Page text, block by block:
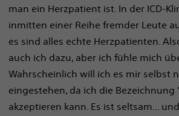
man ein Herzpatient ist. In der ICD-
inmitten einer Reihe fremder Leute
es sind alles echte Herzpatienten.
auch ich dazu, aber ich fühle mich
Wahrscheinlich will ich es mir selbst
eingestehen, da ich die
akzeptieren kann. Es ist seltsam...